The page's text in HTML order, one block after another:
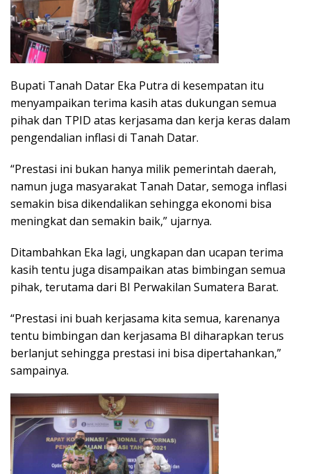
Bupati Tanah Datar Eka Putra di kesempatan itu
menyampaikan terima kasih atas dukungan semua
pihak dan TPID atas kerjasama dan kerja keras dalam
pengendalian inflasi di Tanah Datar.
“Prestasi ini bukan hanya milik pemerintah daerah,
namun juga masyarakat Tanah Datar, semoga inflasi
semakin bisa dikendalikan sehingga ekonomi bisa
meningkat dan semakin baik,” ujarnya.
Ditambahkan Eka lagi, ungkapan dan ucapan terima
kasih tentu juga disampaikan atas bimbingan semua
pihak, terutama dari BI Perwakilan Sumatera Barat.
“Prestasi ini buah kerjasama kita semua, karenanya
tentu bimbingan dan kerjasama BI diharapkan terus
berlanjut sehingga prestasi ini bisa dipertahankan,”
sampainya.